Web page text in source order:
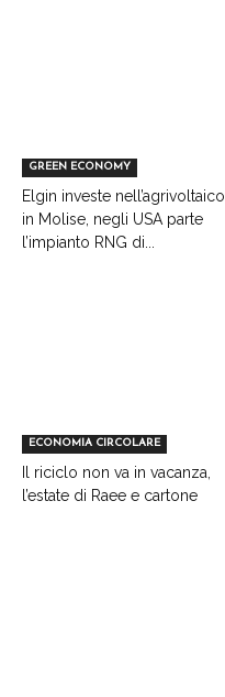
GREEN ECONOMY
Elgin investe nell’agrivoltaico
in Molise, negli USA parte
l’impianto RNG di...
ECONOMIA CIRCOLARE
Il riciclo non va in vacanza,
l’estate di Raee e cartone